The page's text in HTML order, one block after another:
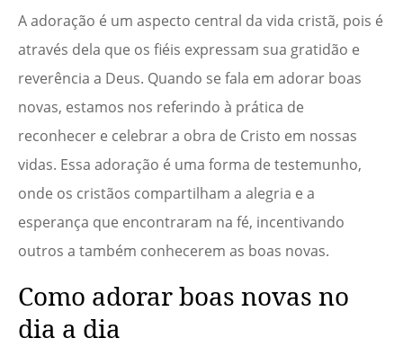
A adoração é um aspecto central da vida cristã, pois é
através dela que os fiéis expressam sua gratidão e
reverência a Deus. Quando se fala em adorar boas
novas, estamos nos referindo à prática de
reconhecer e celebrar a obra de Cristo em nossas
vidas. Essa adoração é uma forma de testemunho,
onde os cristãos compartilham a alegria e a
esperança que encontraram na fé, incentivando
outros a também conhecerem as boas novas.
Como adorar boas novas no
dia a dia